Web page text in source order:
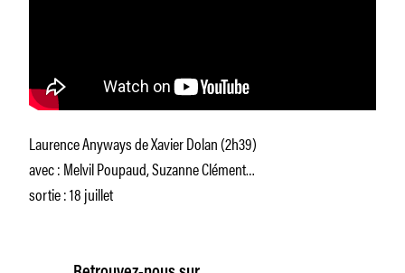
Laurence Anyways de Xavier Dolan (2h39)
avec : Melvil Poupaud, Suzanne Clément…
sortie : 18 juillet